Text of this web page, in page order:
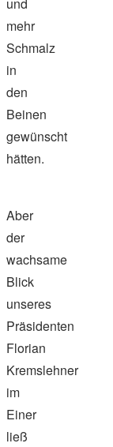
und
mehr
Schmalz
in
den
Beinen
gewünscht
hätten.
Aber
der
wachsame
Blick
unseres
Präsidenten
Florian
Kremslehner
im
Einer
ließ